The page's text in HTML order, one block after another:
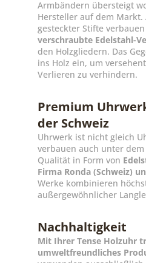
Armbändern übersteigt
Hersteller auf dem
gesteckter Stifte
verschraubte Edelstahl-
den Holzgliedern. Das
ins Holz ein, um
Verlieren zu verhindern.
Premium
der Schweiz
Uhrwerk ist nicht gleich
verbauen auch unter
Qualität in Form von
Firma Ronda (Schweiz)
Werke kombinieren
außergewöhnlicher
Nachhaltigkeit
Mit Ihrer Tense Holzuhr
umweltfreundliches